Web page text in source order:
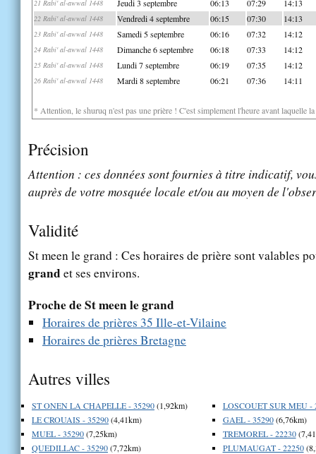
21 Rabi' al-awwal 1448 Jeudi 3 septembre 06:13 07:29 14:13
22 Rabi' al-awwal 1448 Vendredi 4 septembre 06:15 07:30 14:13
23 Rabi' al-awwal 1448 Samedi 5 septembre 06:16 07:32 14:12
24 Rabi' al-awwal 1448 Dimanche 6 septembre 06:18 07:33 14:12
25 Rabi' al-awwal 1448 Lundi 7 septembre 06:19 07:35 14:12
26 Rabi' al-awwal 1448 Mardi 8 septembre 06:21 07:36 14:11
* Attention, le shuruq n'est pas une prière ! C'est simplement l'heure avant laquelle
Précision
Attention : ces données sont fournies à titre indicatif,
auprès de votre mosquée locale et/ou au moyen de
Validité
St meen le grand : Ces horaires de prière sont valables
grandet ses environs.
Proche de St meen le grand
Horaires de prières 35 Ille-et-Vilaine
Horaires de prières Bretagne
Autres villes
ST ONEN LA CHAPELLE - 35290(1,92km)
LE CROUAIS - 35290(4,41km)
MUEL - 35290(7,25km)
QUEDILLAC - 35290(7,72km)
LOSCOUET SUR MEU -
GAEL - 35290(6,76km)
TREMOREL - 22230
PLUMAUGAT - 22250